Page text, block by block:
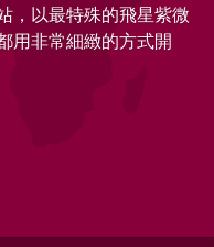
，以最特殊的飛星紫微
用非常細緻的方式開